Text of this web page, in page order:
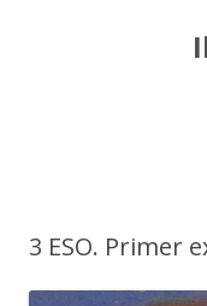
3 ESO. Primer